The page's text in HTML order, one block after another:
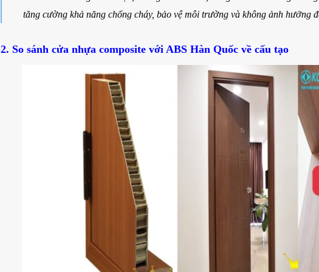
tăng cường khả năng chống cháy, bảo vệ môi trường và không ảnh hưởng
2. So sánh cửa nhựa composite với ABS Hàn Quốc về cấu tạo